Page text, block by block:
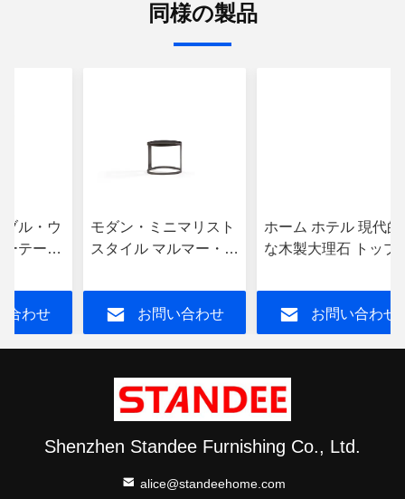
同様の製品
ル・ウ
テーブ
合わせ
モダン・ミニマリスト
スタイル マルマー・メ
ー・アンド・ウッド・
コーヒーテーブル
お問い合わせ
ホーム ホテル 現代的
な木製大理石 トップ
アクセント
お問い合わせ
Shenzhen Standee Furnishing Co., Ltd.
alice@standeehome.com